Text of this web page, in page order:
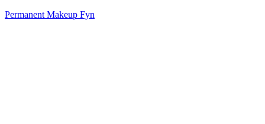
Permanent Makeup Fyn